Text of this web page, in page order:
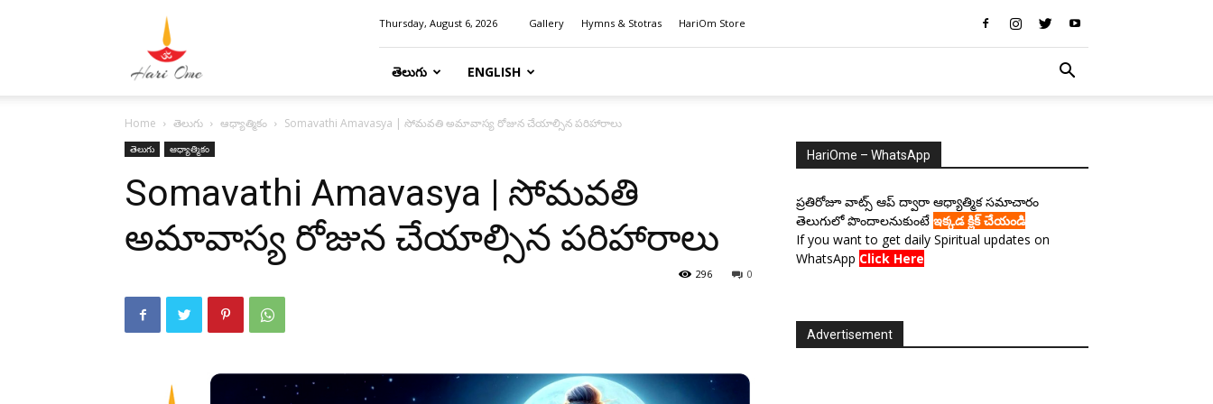
Thursday, August 6, 2026 Gallery Hymns & Stotras HariOm Store
తెలుగు ENGLISH
Home తెలుగు ఆధ్యాత్మికం Somavathi Amavasya | సోమవతి అమావాస్య రోజున చేయాల్సిన పరిహారాలు
తెలుగు ఆధ్యాత్మికం
Somavathi Amavasya | సోమవతి
అమావాస్య రోజున చేయాల్సిన పరిహారాలు
0
296
HariOme – WhatsApp
ప్రతిరోజూ వాట్స్ ఆప్ ద్వారా ఆధ్యాత్మిక సమాచారం
తెలుగులో పొందాలనుకుంటే ఇక్కడ క్లిక్ చేయండి
If you want to get daily Spiritual updates on
WhatsApp Click Here
Advertisement